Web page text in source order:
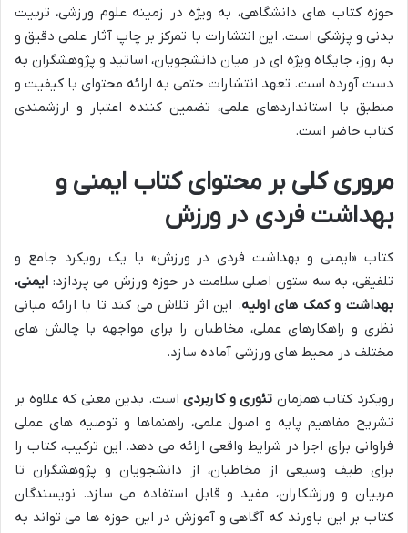
حوزه کتاب های دانشگاهی، به ویژه در زمینه علوم ورزشی، تربیت
بدنی و پزشکی است. این انتشارات با تمرکز بر چاپ آثار علمی دقیق و
به روز، جایگاه ویژه ای در میان دانشجویان، اساتید و پژوهشگران به
دست آورده است. تعهد انتشارات حتمی به ارائه محتوای با کیفیت و
منطبق با استانداردهای علمی، تضمین کننده اعتبار و ارزشمندی
کتاب حاضر است.
مروری کلی بر محتوای کتاب ایمنی و
بهداشت فردی در ورزش
کتاب «ایمنی و بهداشت فردی در ورزش» با یک رویکرد جامع و
تلفیقی، به سه ستون اصلی سلامت در حوزه ورزش می پردازد: ایمنی،
بهداشت و کمک های اولیه. این اثر تلاش می کند تا با ارائه مبانی
نظری و راهکارهای عملی، مخاطبان را برای مواجهه با چالش های
مختلف در محیط های ورزشی آماده سازد.
رویکرد کتاب همزمان تئوری و کاربردیاست. بدین معنی که علاوه بر
تشریح مفاهیم پایه و اصول علمی، راهنماها و توصیه های عملی
فراوانی برای اجرا در شرایط واقعی ارائه می دهد. این ترکیب، کتاب را
برای طیف وسیعی از مخاطبان، از دانشجویان و پژوهشگران تا
مربیان و ورزشکاران، مفید و قابل استفاده می سازد. نویسندگان
کتاب بر این باورند که آگاهی و آموزش در این حوزه ها می تواند به